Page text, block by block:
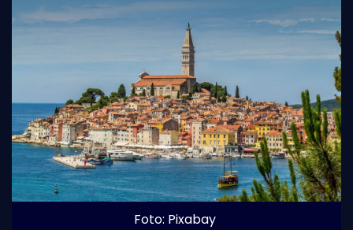
Foto: Pixabay